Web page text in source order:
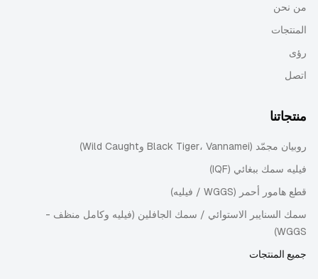
من نحن
المنتجات
رؤى
اتصل
منتجاتنا
روبيان مجمّد (Black Tiger، Vannamei وWild Caught)
فيليه سمك ببغائي (IQF)
قطع هامور أحمر (WGGS / فيليه)
سمك السنايبر الاستوائي / سمك الجافلين (فيليه وكامل منظف -
WGGS)
جميع المنتجات